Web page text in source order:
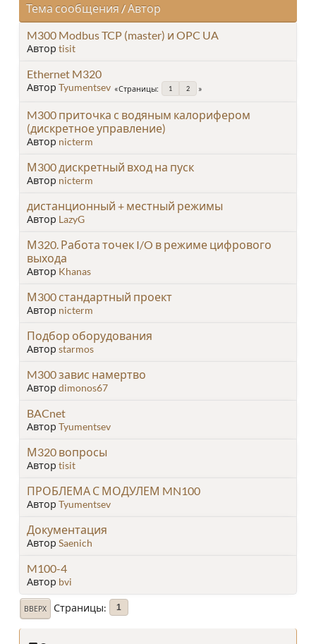
Тема сообщения /Автор
M300 Modbus TCP (master) и OPC UA
Автор tisit
Ethernet M320
Автор Tyumentsev Страницы 1 2
M300 приточка с водяным калорифером
(дискретное управление)
Автор nicterm
М300 дискретный вход на пуск
Автор nicterm
дистанционный + местный режимы
Автор LazyG
М320. Работа точек I/O в режиме цифрового
выхода
Автор Khanas
М300 стандартный проект
Автор nicterm
Подбор оборудования
Автор starmos
M300 завис намертво
Автор dimonos67
BACnet
Автор Tyumentsev
М320 вопросы
Автор tisit
ПРОБЛЕМА С МОДУЛЕМ MN100
Автор Tyumentsev
Документация
Автор Saenich
M100-4
Автор bvi
ВВЕРХ Страницы 1